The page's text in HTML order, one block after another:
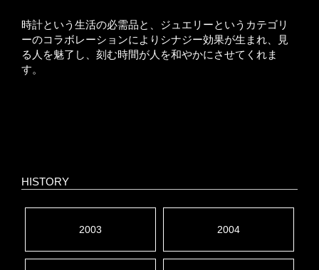
時計という生活の必需品と、ジュエリーというカテゴリ
ーのコラボレーションによりシナジー効果が生まれ、見
る人を魅了し、刻む時間が人を和やかにさせてくれま
す。
HISTORY
2003 2004